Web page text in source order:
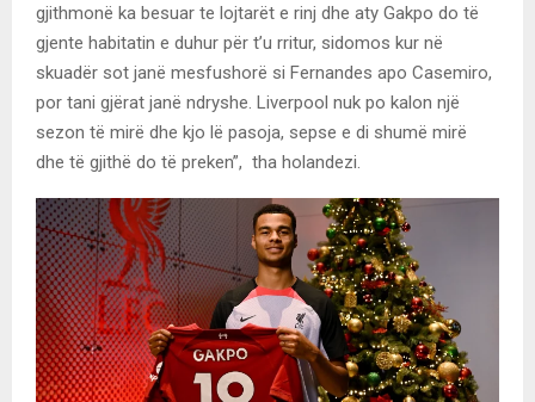
gjithmonë ka besuar te lojtarët e rinj dhe aty Gakpo do të
gjente habitatin e duhur për t’u rritur, sidomos kur në
skuadër sot janë mesfushorë si Fernandes apo Casemiro,
por tani gjërat janë ndryshe. Liverpool nuk po kalon një
sezon të mirë dhe kjo lë pasoja, sepse e di shumë mirë
dhe të gjithë do të preken”, tha holandezi.